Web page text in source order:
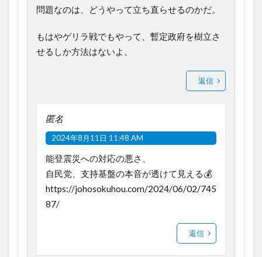
問題なのは、どうやって立ち直らせるのかだ。
もはやゲリラ戦でもやって、暫定政府を樹立さ
せるしか方法はないよ。
返信
匿名
2024年8月11日 11:48 AM
能登震災への対応の悪さ、
自民党、支持基盤の本音が透けて見える💰️
https://johosokuhou.com/2024/06/02/745
87/
返信